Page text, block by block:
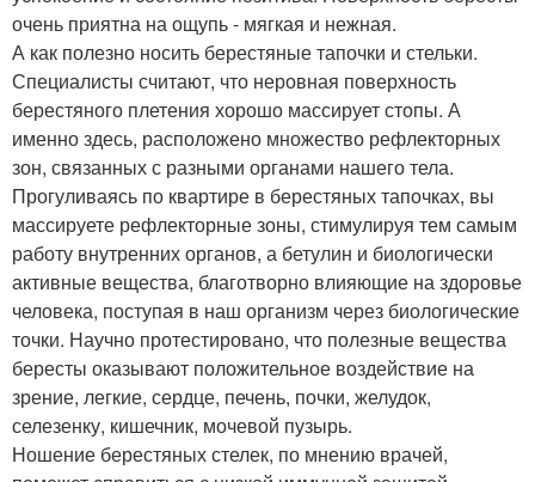
очень приятна на ощупь - мягкая и нежная.
А как полезно носить берестяные тапочки и стельки.
Специалисты считают, что неровная поверхность
берестяного плетения хорошо массирует стопы. А
именно здесь, расположено множество рефлекторных
зон, связанных с разными органами нашего тела.
Прогуливаясь по квартире в берестяных тапочках, вы
массируете рефлекторные зоны, стимулируя тем самым
работу внутренних органов, а бетулин и биологически
активные вещества, благотворно влияющие на здоровье
человека, поступая в наш организм через биологические
точки. Научно протестировано, что полезные вещества
бересты оказывают положительное воздействие на
зрение, легкие, сердце, печень, почки, желудок,
селезенку, кишечник, мочевой пузырь.
Ношение берестяных стелек, по мнению врачей,